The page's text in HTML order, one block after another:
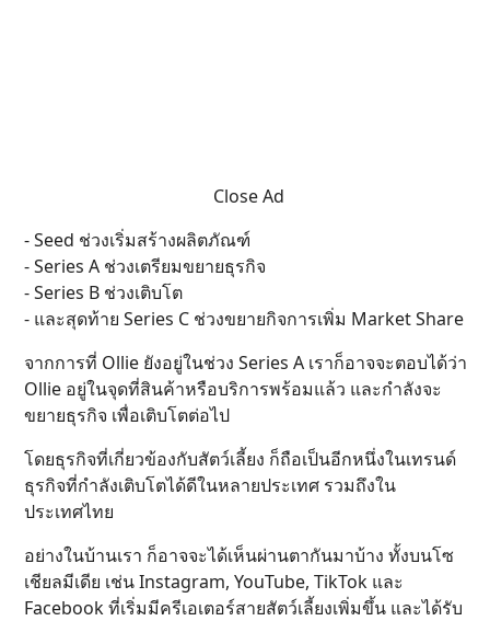
Close Ad
- Seed ช่วงเริ่มสร้างผลิตภัณฑ์
- Series A ช่วงเตรียมขยายธุรกิจ
- Series B ช่วงเติบโต
- และสุดท้าย Series C ช่วงขยายกิจการเพิ่ม Market Share
จากการที่ Ollie ยังอยู่ในช่วง Series A เราก็อาจจะตอบได้ว่า
Ollie อยู่ในจุดที่สินค้าหรือบริการพร้อมแล้ว และกำลังจะ
ขยายธุรกิจ เพื่อเติบโตต่อไป
โดยธุรกิจที่เกี่ยวข้องกับสัตว์เลี้ยง ก็ถือเป็นอีกหนึ่งในเทรนด์
ธุรกิจที่กำลังเติบโตได้ดีในหลายประเทศ รวมถึงใน
ประเทศไทย
อย่างในบ้านเรา ก็อาจจะได้เห็นผ่านตากันมาบ้าง ทั้งบนโซ
เชียลมีเดีย เช่น Instagram, YouTube, TikTok และ
Facebook ที่เริ่มมีครีเอเตอร์สายสัตว์เลี้ยงเพิ่มขึ้น และได้รับ